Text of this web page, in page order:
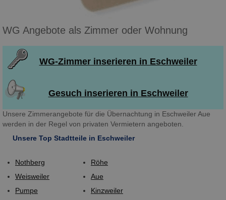
WG Angebote als Zimmer oder Wohnung
WG-Zimmer inserieren in Eschweiler
Gesuch inserieren in Eschweiler
Unsere Zimmerangebote für die Übernachtung in Eschweiler Aue
werden in der Regel von privaten Vermietern angeboten.
Unsere Top Stadtteile in Eschweiler
Nothberg
Weisweiler
Pumpe
Röhe
Aue
Kinzweiler